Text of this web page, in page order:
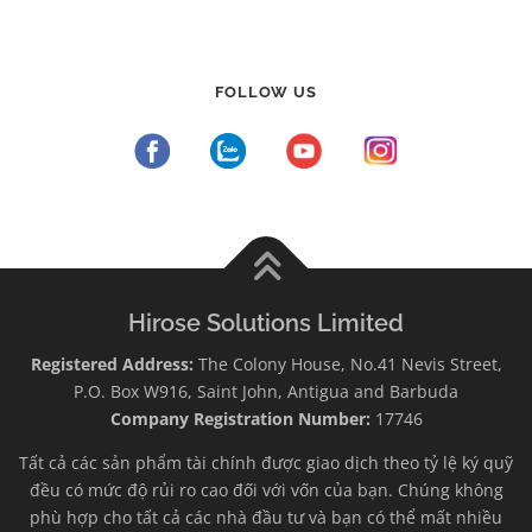
FOLLOW US
Hirose Solutions Limited
Registered Address: The Colony House, No.41 Nevis Street,
P.O. Box W916, Saint John, Antigua and Barbuda
Company Registration Number: 17746
Tất cả các sản phẩm tài chính được giao dịch theo tỷ lệ ký quỹ
đều có mức độ rủi ro cao đối với vốn của bạn. Chúng không
phù hợp cho tất cả các nhà đầu tư và bạn có thể mất nhiều